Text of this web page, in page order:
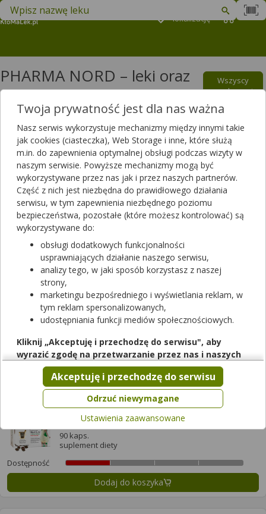
lokalizację
Znajdź lek w swojej okolicy
PHARMA NORD – leki oraz
suplementy diety
Wszyscy
producenci
Filtrowanie
Filtrowanie
Wyniki wyszukiwania(20)
Wyczyść filtry
BioAktywna Witamina B12
suplement diety
Bio-Chrom
60 tabl.
suplement diety
Dostępność
Dodaj do koszyka
Bio-C.L.A. z zieloną herbatą
90 kaps.
suplement diety
Dostępność
Dodaj do koszyka
Twoja prywatność jest dla nas ważna
Nasz serwis wykorzystuje mechanizmy między innymi takie
jak cookies (ciasteczka), Web Storage i inne, które służą
m.in. do zapewnienia optymalnej obsługi podczas wizyty w
naszym serwisie. Powyższe mechanizmy mogą być
wykorzystywane przez nas jak i przez naszych partnerów.
Część z nich jest niezbędna do prawidłowego działania
serwisu, w tym zapewnienia niezbędnego poziomu
bezpieczeństwa, pozostałe (które możesz kontrolować) są
wykorzystywane do:
obsługi dodatkowych funkcjonalności
usprawniających działanie naszego serwisu,
analizy tego, w jaki sposób korzystasz z naszej
strony,
marketingu bezpośredniego i wyświetlania reklam, w
tym reklam spersonalizowanych,
udostępniania funkcji mediów społecznościowych.
Kliknij „Akceptuję i przechodzę do serwisu", aby
wyrazić zgodę na przetwarzanie przez nas i naszych
partnerów Twoich danych w powyższych celach.
Pamiętaj, że wyrażenie zgody jest dobrowolne, a wyrażoną
zgodę możesz w każdej chwili cofnąć, możesz też wycofać
zgodę na przetwarzanie Twoich danych tylko w niektórych
celach. Jeżeli chcesz dowiedzieć się więcej lub chcesz
przeprowadzić konfigurację szczegółową, to możesz tego
dokonać za pomocą „Ustawień zaawansowanych".
Więcej informacji na temat wykorzystywania narzędzi
zewnętrznych w naszym serwisie znajdziesz wRegulaminie
Odrzuć niewymagane
Akceptuję i przechodzę do serwisu
Ustawienia zaawansowane